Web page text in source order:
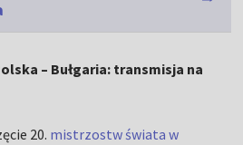
– Bułgaria: transmisja na
20. mistrzostw świata w